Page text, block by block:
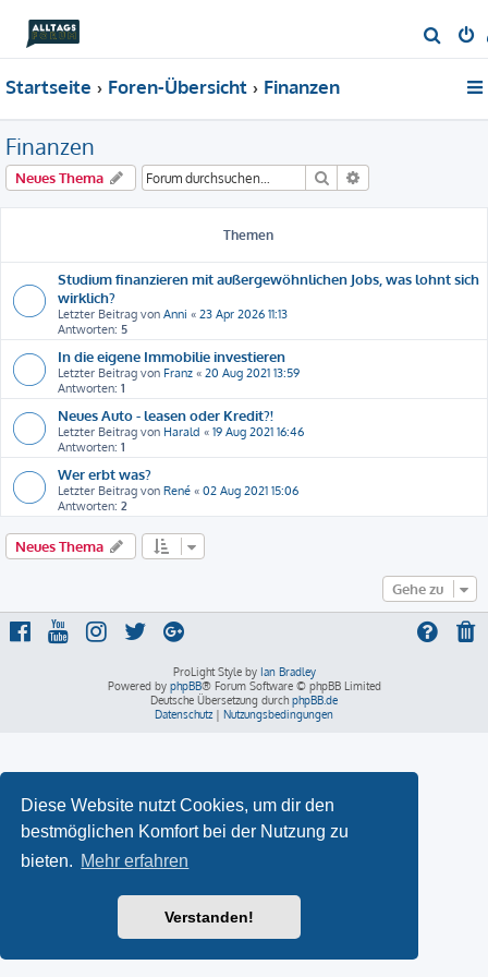
Diese Website nutzt Cookies, um dir den
bestmöglichen Komfort bei der Nutzung zu
bieten. Mehr erfahren
Verstanden!
u
Startseite Foren-Übersicht Finanzen
Finanzen
Neues Thema Suche
Themen
Studium finanzieren mit außergewöhnlichen Jobs, was lohnt sich
wirklich?
Letzter Beitrag von Anni « 23 Apr 2026 11:13
Antworten: 5
In die eigene Immobilie investieren
Letzter Beitrag von Franz « 20 Aug 2021 13:59
Antworten: 1
Neues Auto - leasen oder Kredit?!
Letzter Beitrag von Harald « 19 Aug 2021 16:46
Antworten: 1
Wer erbt was?
Letzter Beitrag von René « 02 Aug 2021 15:06
Antworten: 2
Neues Thema
Gehe zu
ProLight Style by Ian Bradley
Powered by phpBB® Forum Software © phpBB Limited
Deutsche Übersetzung durch phpBB.de
Datenschutz | Nutzungsbedingungen